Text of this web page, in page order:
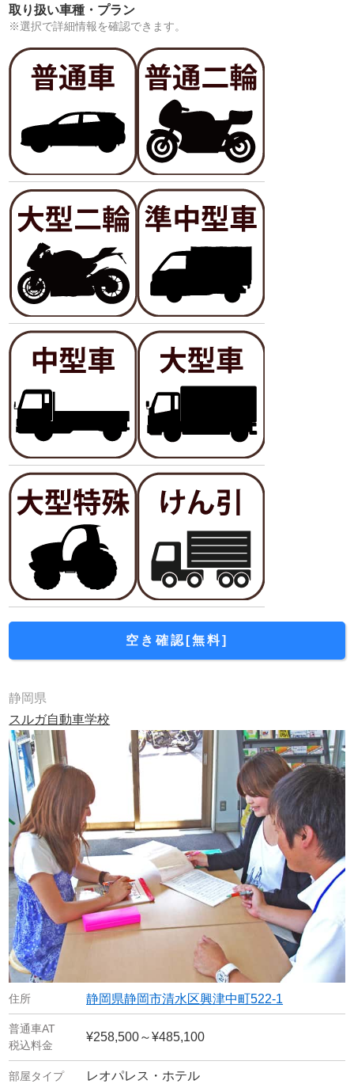
取り扱い車種・プラン
※選択で詳細情報を確認できます。
空き確認[無料]
静岡県
スルガ自動車学校
静岡県静岡市清水区興津中町522-1
¥258,500～¥485,100
レオパレス・ホテル